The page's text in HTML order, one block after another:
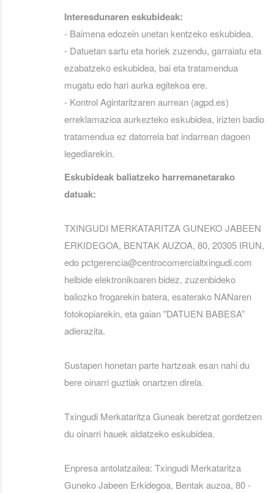
Interesdunaren eskubideak:
- Baimena edozein unetan kentzeko eskubidea.
- Datuetan sartu eta horiek zuzendu, garraiatu eta
ezabatzeko eskubidea, bai eta tratamendua
mugatu edo hari aurka egitekoa ere.
- Kontrol Agintaritzaren aurrean (agpd.es)
erreklamazioa aurkezteko eskubidea, irizten badio
tratamendua ez datorrela bat indarrean dagoen
legediarekin.
Eskubideak baliatzeko harremanetarako
datuak:
TXINGUDI MERKATARITZA GUNEKO JABEEN
ERKIDEGOA, BENTAK AUZOA, 80, 20305 IRUN,
edo pctgerencia@centrocomercialtxingudi.com
helbide elektronikoaren bidez, zuzenbideko
baliozko frogarekin batera, esaterako NANaren
fotokopiarekin, eta gaian "DATUEN BABESA”
adierazita.
Sustapen honetan parte hartzeak esan nahi du
bere oinarri guztiak onartzen direla.
Txingudi Merkataritza Guneak beretzat gordetzen
du oinarri hauek aldatzeko eskubidea.
Enpresa antolatzailea: Txingudi Merkataritza
Guneko Jabeen Erkidegoa, Bentak auzoa, 80 -